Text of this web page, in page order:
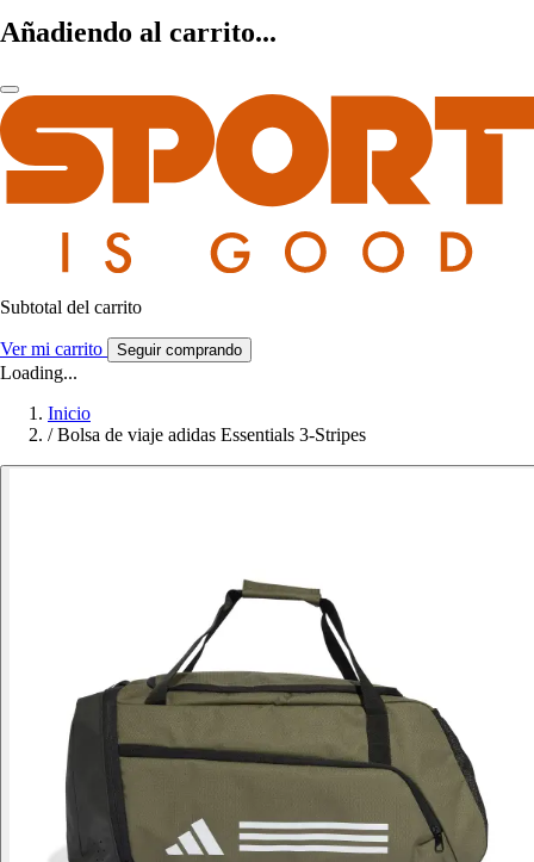
Añadiendo al carrito...
Subtotal del carrito
Ver mi carrito Seguir comprando
Loading...
Inicio
/ Bolsa de viaje adidas Essentials 3-Stripes